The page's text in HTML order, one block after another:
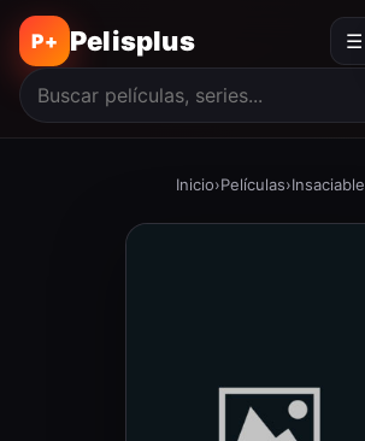
P+ Pelisplus ☰
Inicio›Películas›Insaciable